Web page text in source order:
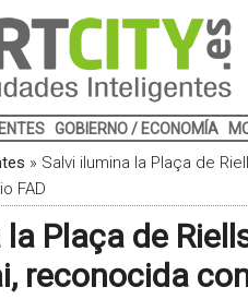
GOBIERNO / ECONOMÍA
» Salvi ilumina la Plaça de
FAD
Plaça de
reconocida